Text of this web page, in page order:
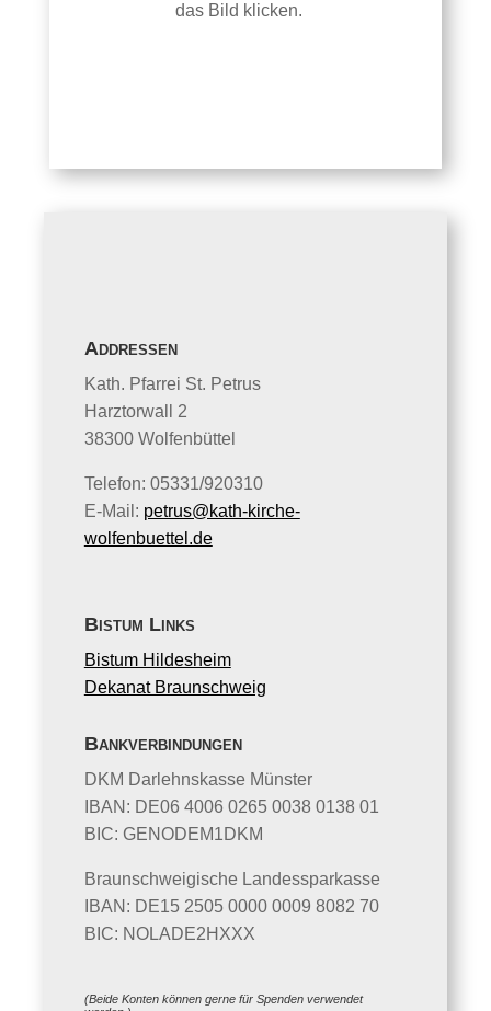
das Bild klicken.
Addressen
Kath. Pfarrei St. Petrus
Harztorwall 2
38300 Wolfenbüttel
Telefon: 05331/920310
E-Mail: petrus@kath-kirche-
wolfenbuettel.de
Bistum Links
Bistum Hildesheim
Dekanat Braunschweig
Bankverbindungen
DKM Darlehnskasse Münster
IBAN: DE06 4006 0265 0038 0138 01
BIC: GENODEM1DKM
Braunschweigische Landessparkasse
IBAN: DE15 2505 0000 0009 8082 70
BIC: NOLADE2HXXX
(Beide Konten können gerne für Spenden verwendet